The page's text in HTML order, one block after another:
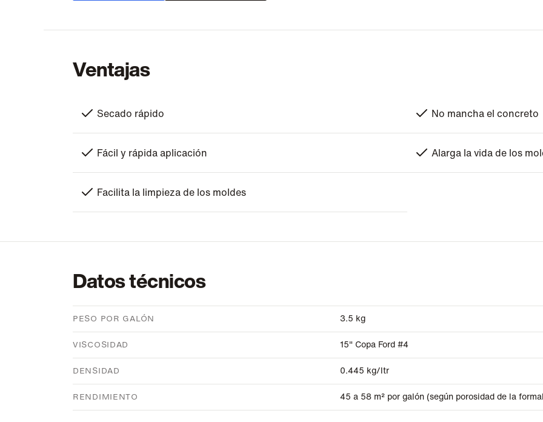
Ventajas
Secado rápido No mancha el concreto
Fácil y rápida aplicación Alarga la vida de los
Facilita la limpieza de los moldes
Datos técnicos
PESO POR GALÓN 3.5 kg
VISCOSIDAD 15" Copa Ford #4
DENSIDAD 0.445 kg/ltr
RENDIMIENTO 45 a 58 m² por galón (según porosidad de la